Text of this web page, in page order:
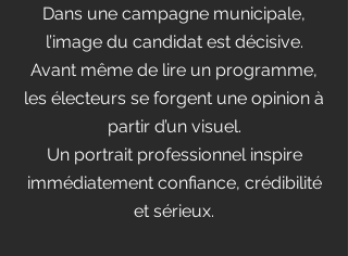
Dans une campagne municipale,
l’image du candidat est décisive.
Avant même de lire un programme,
les électeurs se forgent une opinion à
partir d’un visuel.
Un portrait professionnel inspire
immédiatement confiance, crédibilité
et sérieux.